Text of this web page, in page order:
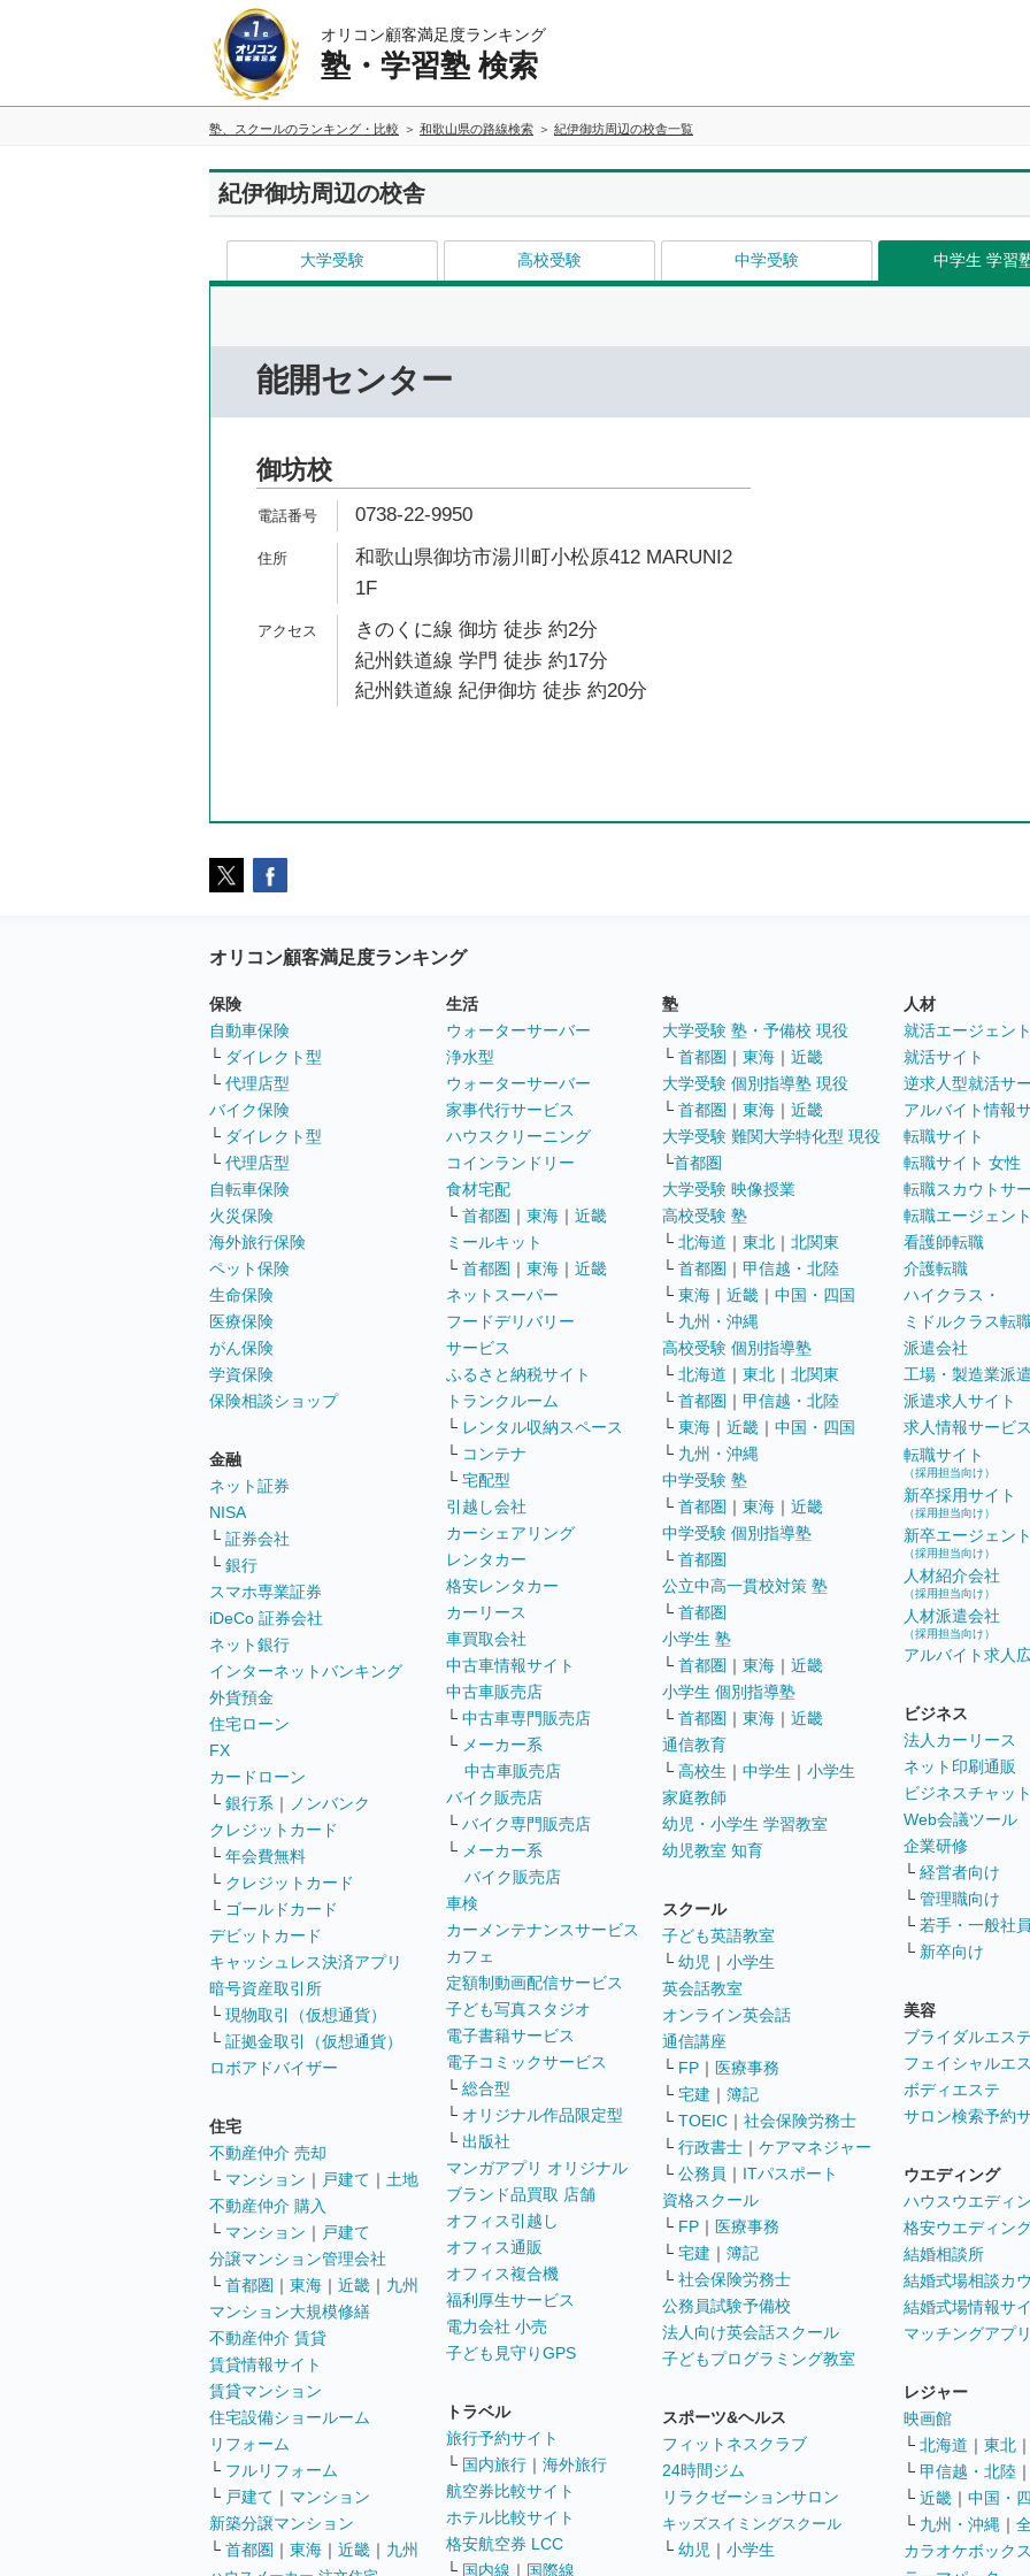
オリコン顧客満足度ランキング
塾・学習塾 検索
塾、スクールのランキング・比較 和歌山県の路線検索 紀伊御坊周辺の校舎一覧
紀伊御坊周辺の校舎
大学受験 高校受験 中学受験 中学生 学習
能開センター
御坊校
0738-22-9950
和歌山県御坊市湯川町小松原412 MARUNI2
1F
きのくに線 御坊 徒歩 約2分
紀州鉄道線 学門 徒歩 約17分
紀州鉄道線 紀伊御坊 徒歩 約20分
オリコン顧客満足度ランキング
保険
自動車保険
└ ダイレクト型
└ 代理店型
バイク保険
└ ダイレクト型
└ 代理店型
自転車保険
火災保険
海外旅行保険
ペット保険
生命保険
医療保険
がん保険
学資保険
保険相談ショップ
金融
ネット証券
NISA
└ 証券会社
└ 銀行
スマホ専業証券
iDeCo 証券会社
ネット銀行
インターネットバンキング
外貨預金
住宅ローン
FX
カードローン
└ 銀行系 ｜
ノンバンク
クレジットカード
└ 年会費無料
└ クレジットカード
└ ゴールドカード
デビットカード
キャッシュレス決済アプリ
暗号資産取引所
└ 現物取引（仮想通貨）
└ 証拠金取引（仮想通貨）
ロボアドバイザー
住宅
不動産仲介 売却
└ マンション ｜ 戸建て ｜ 土地
不動産仲介 購入
└ マンション ｜ 戸建て
分譲マンション管理会社
└ 首都圏 ｜ 東海 ｜ 近畿 ｜ 九州
マンション大規模修繕
不動産仲介 賃貸
賃貸情報サイト
賃貸マンション
住宅設備ショールーム
リフォーム
└ フルリフォーム
└ 戸建て ｜ マンション
新築分譲マンション
└ 首都圏 ｜ 東海 ｜ 近畿 ｜ 九州
生活
ウォーターサーバー
浄水型
ウォーターサーバー
家事代行サービス
ハウスクリーニング
コインランドリー
食材宅配
└ 首都圏 ｜ 東海 ｜ 近畿
ミールキット
└ 首都圏 ｜ 東海 ｜ 近畿
ネットスーパー
フードデリバリー
サービス
ふるさと納税サイト
トランクルーム
└ レンタル収納スペース
└ コンテナ
└ 宅配型
引越し会社
カーシェアリング
レンタカー
格安レンタカー
カーリース
車買取会社
中古車情報サイト
中古車販売店
└ 中古車専門販売店
└ メーカー系
中古車販売店
バイク販売店
└ バイク専門販売店
└ メーカー系
バイク販売店
車検
カーメンテナンスサービス
カフェ
定額制動画配信サービス
子ども写真スタジオ
電子書籍サービス
電子コミックサービス
└ 総合型
└ オリジナル作品限定型
└ 出版社
マンガアプリ オリジナル
ブランド品買取 店舗
オフィス引越し
オフィス通販
オフィス複合機
福利厚生サービス
電力会社 小売
子ども見守りGPS
トラベル
旅行予約サイト
└ 国内旅行 ｜ 海外旅行
航空券比較サイト
ホテル比較サイト
格安航空券 LCC
└ 国内線 ｜ 国際線
塾
大学受験 塾・予備校 現役
└ 首都圏 ｜ 東海 ｜ 近畿
大学受験 個別指導塾 現役
└ 首都圏 ｜ 東海 ｜ 近畿
大学受験 難関大学特化型 現役
└首都圏
大学受験 映像授業
高校受験 塾
└ 北海道 ｜ 東北 ｜ 北関東
└ 首都圏 ｜ 甲信越・北陸
└ 東海 ｜ 近畿 ｜ 中国・四国
└ 九州・沖縄
高校受験 個別指導塾
└ 北海道 ｜ 東北 ｜ 北関東
└ 首都圏 ｜ 甲信越・北陸
└ 東海 ｜ 近畿 ｜ 中国・四国
└ 九州・沖縄
中学受験 塾
└ 首都圏 ｜ 東海 ｜ 近畿
中学受験 個別指導塾
└ 首都圏
公立中高一貫校対策 塾
└ 首都圏
小学生 塾
└ 首都圏 ｜ 東海 ｜ 近畿
小学生 個別指導塾
└ 首都圏 ｜ 東海 ｜ 近畿
通信教育
└ 高校生 ｜ 中学生 ｜ 小学生
家庭教師
幼児・小学生 学習教室
幼児教室 知育
スクール
子ども英語教室
└ 幼児 ｜ 小学生
英会話教室
オンライン英会話
通信講座
└ FP ｜ 医療事務
└ 宅建 ｜ 簿記
└ TOEIC ｜ 社会保険労務士
└ 行政書士 ｜ ケアマネジャー
└ 公務員 ｜ ITパスポート
資格スクール
└ FP ｜ 医療事務
└ 宅建 ｜ 簿記
└ 社会保険労務士
公務員試験予備校
法人向け英会話スクール
子どもプログラミング教室
スポーツ&ヘルス
フィットネスクラブ
24時間ジム
リラクゼーションサロン
キッズスイミングスクール
└ 幼児 ｜ 小学生
人材
就活エージェン
就活サイト
逆求人型就活サ
アルバイト情報
転職サイト
転職サイト 女性
転職スカウトサ
転職エージェン
看護師転職
介護転職
ハイクラス・
ミドルクラス転
派遣会社
工場・製造業派
派遣求人サイト
求人情報サービ
転職サイト
（採用担当向け）
新卒採用サイト
（採用担当向け）
新卒エージェン
（採用担当向け）
人材紹介会社
（採用担当向け）
人材派遣会社
（採用担当向け）
アルバイト求人
ビジネス
法人カーリース
ネット印刷通販
ビジネスチャッ
Web会議ツール
企業研修
└ 経営者向け
└ 管理職向け
└ 若手・一般社
└ 新卒向け
美容
ブライダルエス
フェイシャルエ
ボディエステ
サロン検索予約
ウエディング
ハウスウエディ
格安ウエディン
結婚相談所
結婚式場相談カ
結婚式場情報サ
マッチングアプ
レジャー
映画館
└ 北海道 ｜ 東北
└ 甲信越・北陸
└ 近畿 ｜ 中国・
└ 九州・沖縄 ｜
カラオケボック